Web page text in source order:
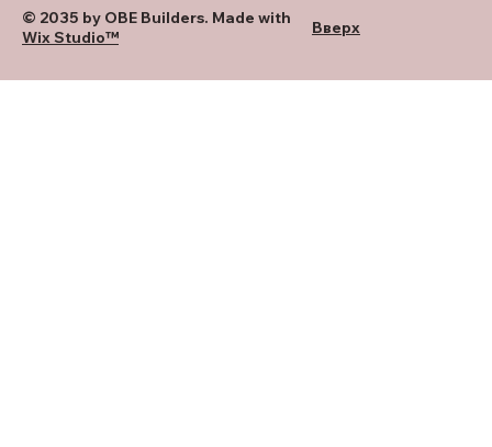
© 2035 by OBE Builders. Made with
Wix Studio™
Вверх